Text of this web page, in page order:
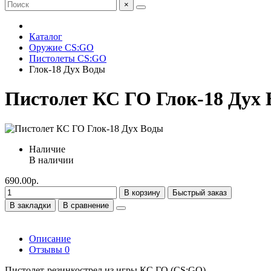
×
Каталог
Оружие CS:GO
Пистолеты CS:GO
Глок-18 Дух Воды
Пистолет КС ГО Глок-18 Дух
Наличие
В наличии
690.00р.
В корзину
Быстрый заказ
В закладки
В сравнение
Описание
Отзывы 0